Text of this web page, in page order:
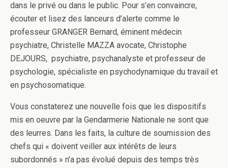
dans le privé ou dans le public. Pour s’en convaincre,
écouter et lisez des lanceurs d’alerte comme le
professeur GRANGER Bernard, éminent médecin
psychiatre, Christelle MAZZA avocate, Christophe
DEJOURS, psychiatre, psychanalyste et professeur de
psychologie, spécialiste en psychodynamique du travail et
en psychosomatique.
Vous constaterez une nouvelle fois que les dispositifs
mis en oeuvre par la Gendarmerie Nationale ne sont que
des leurres. Dans les faits, la culture de soumission des
chefs qui « doivent veiller aux intérêts de leurs
subordonnés » n’a pas évolué depuis des temps très